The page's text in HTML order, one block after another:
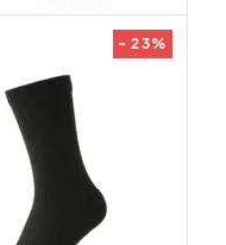
- 23%